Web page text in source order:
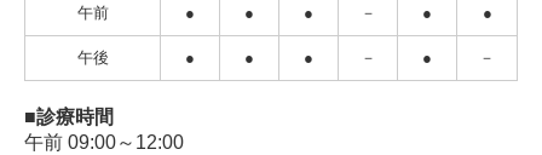
午前 ● ● ● － ● ●
午後 ● ● ● － ● －
■診療時間
午前 09:00～12:00